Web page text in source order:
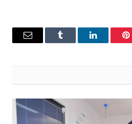
بينتيريستلينكدإن Tumblr
البريد